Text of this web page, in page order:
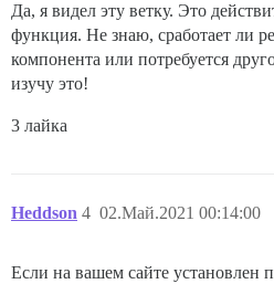
Да, я видел эту ветку. Это
функция. Не знаю, сработает ли
компонента или потребуется
изучу это!
3 лайка
Heddson 02.Май.2021 00:14:00
4
Если на вашем сайте установлен